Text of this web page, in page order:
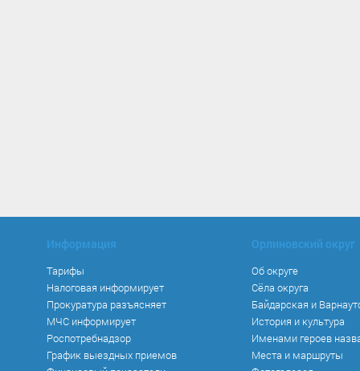
Информация
Тарифы
Налоговая информирует
Прокуратура разъясняет
МЧС информирует
Роспотребнадзор
График выездных приемов
Орлиновский округ
Об округе
Сёла округа
Байдарская и
История и культура
Именами героев
Места и маршруты